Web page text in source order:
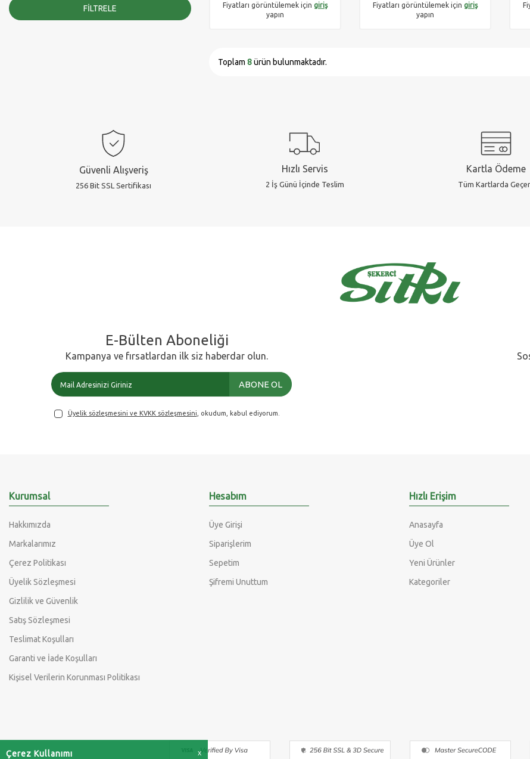
FILTRELE Fiyatları görüntülemek için giriş
yapın
Fiyatları görüntülemek için giriş
yapın
Toplam 8ürün bulunmaktadır.
Güvenli Alışveriş
256 Bit SSL Sertifikası
Hızlı Servis
2 İş Günü İçinde Teslim
Kartla Ödeme
Tüm Kartlarda
E-Bülten Aboneliği
Kampanya ve fırsatlardan ilk siz haberdar olun.
ABONE OL
Üyelik sözleşmesini ve KVKK sözleşmesini , okudum, kabul ediyorum.
Kurumsal
Hakkımızda
Markalarımız
Çerez Politikası
Üyelik Sözleşmesi
Gizlilik ve Güvenlik
Satış Sözleşmesi
Teslimat Koşulları
Garanti ve İade Koşulları
Kişisel Verilerin Korunması Politikası
Hesabım
Üye Girişi
Siparişlerim
Sepetim
Şifremi Unuttum
Hızlı Erişim
Anasayfa
Üye Ol
Yeni Ürünler
Kategoriler
Çerez Kullanımı X